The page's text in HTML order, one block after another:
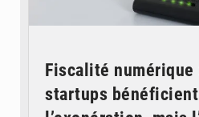
Fiscalité
startups